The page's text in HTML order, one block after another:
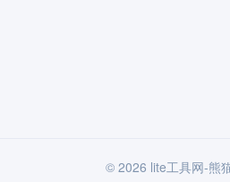
© 2026 lite工具网-熊